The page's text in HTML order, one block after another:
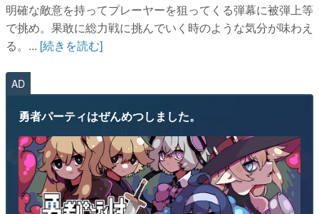
明確な敵意を持ってプレーヤーを狙ってくる弾幕に被弾上等
で挑め。果敢に総力戦に挑んでいく時のような気分が味わえ
る。... [続きを読む]
AD
勇者パーティはぜんめつしました。